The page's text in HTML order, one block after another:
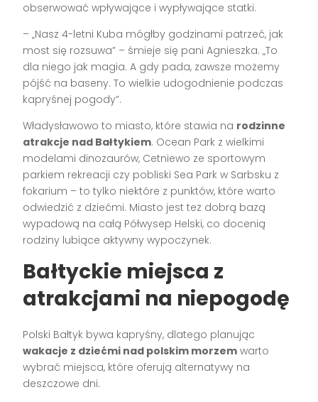
obserwować wpływające i wypływające statki.
– „Nasz 4-letni Kuba mógłby godzinami patrzeć, jak
most się rozsuwa” – śmieje się pani Agnieszka. „To
dla niego jak magia. A gdy pada, zawsze możemy
pójść na baseny. To wielkie udogodnienie podczas
kapryśnej pogody”.
Władysławowo to miasto, które stawia na rodzinne
atrakcje nad Bałtykiem. Ocean Park z wielkimi
modelami dinozaurów, Cetniewo ze sportowym
parkiem rekreacji czy pobliski Sea Park w Sarbsku z
fokarium – to tylko niektóre z punktów, które warto
odwiedzić z dziećmi. Miasto jest też dobrą bazą
wypadową na całą Półwysep Helski, co docenią
rodziny lubiące aktywny wypoczynek.
Bałtyckie miejsca z
atrakcjami na niepogodę
Polski Bałtyk bywa kapryśny, dlatego planując
wakacje z dziećmi nad polskim morzem warto
wybrać miejsca, które oferują alternatywy na
deszczowe dni.